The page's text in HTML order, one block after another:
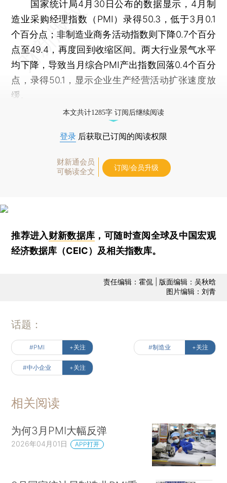
国家统计局4月30日公布的数据显示，4月制
造业采购经理指数（PMI）录得50.3，低于3月0.1
个百分点；非制造业商务活动指数则下降0.7个百分
点至49.4，再度回到收缩区间。两大行业景气水平
均下降，导致当月综合PMI产出指数回落0.4个百分
点，录得50.1，显示企业生产经营活动扩张速度放
缓。
本文共计1285字 订阅后继续阅读
登录 后获取已订阅的阅读权限
财新通会员
可畅读全文
订阅/会员升级
推荐进入财新数据库 ，可随时查阅全球及中国宏观
经济数据库（CEIC）及相关指数库。
责任编辑：霍侃 | 版面编辑：吴秋晗
图片编辑：刘青
话题：
#PMI +关注 #制造业 +关注
#中小企业 +关注
相关阅读
为何3月PMI大幅反弹
2026年04月01日 APP打开